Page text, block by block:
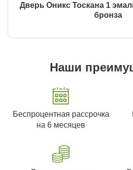
Дверь Оникс Тоскана 1
бронза
Наши
Беспроцентная рассрочка
на 6 месяцев